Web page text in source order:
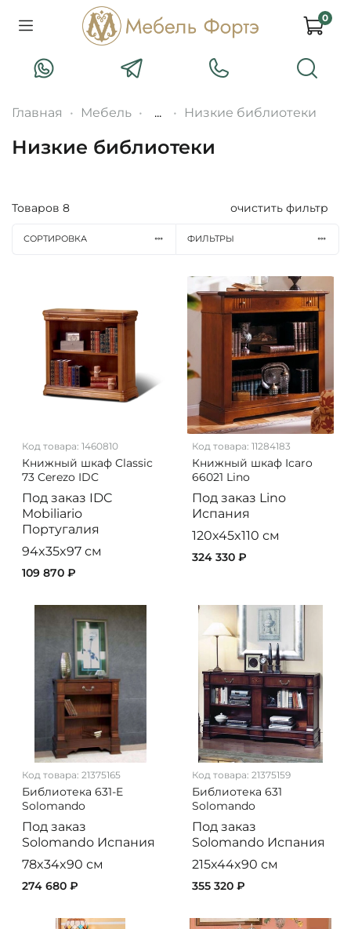
0
Главная Мебель ... Низкие библиотеки
Низкие библиотеки
Товаров 8 очистить фильтр
СОРТИРОВКА ФИЛЬТРЫ
Код товара: 1460810
Книжный шкаф Classic
73 Cerezo IDC
Под заказ IDC
Mobiliario
Португалия
94x35x97 см
109 870 ₽
Код товара: 11284183
Книжный шкаф Icaro
66021 Lino
Под заказ Lino
Испания
120x45x110 см
324 330 ₽
Код товара: 21375165
Библиотека 631-E
Solomando
Под заказ
Solomando Испания
78x34x90 см
274 680 ₽
Код товара: 21375159
Библиотека 631
Solomando
Под заказ
Solomando Испания
215x44x90 см
355 320 ₽